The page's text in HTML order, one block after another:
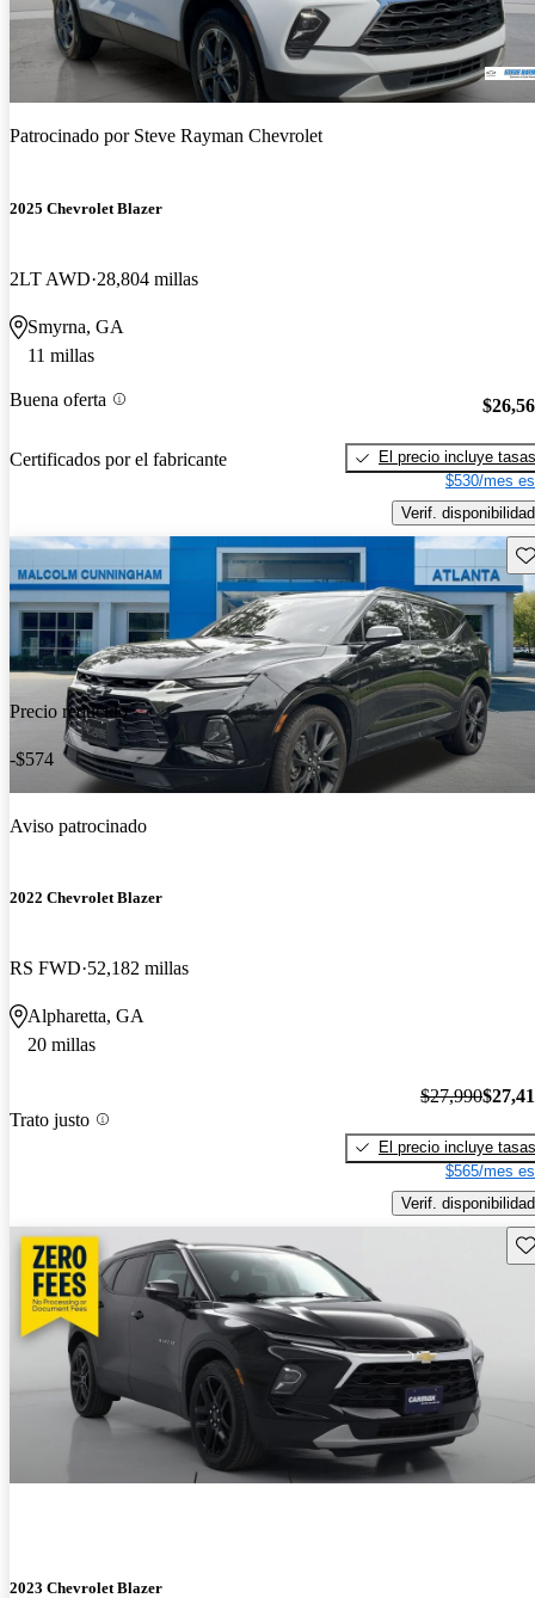
Patrocinado por Steve Rayman Chevrolet
2025 Chevrolet Blazer
2LT AWD 28,804 millas
Smyrna, GA
11 millas
Buena oferta
Certificados por el fabricante
El precio incluye tasas
$530/mes
Verif. disponibilidad
Precio reducido
-$574
Aviso patrocinado
2022 Chevrolet Blazer
RS FWD 52,182 millas
Alpharetta, GA
20 millas
Trato justo
$27,990
El precio incluye tasas
$565/mes
Verif. disponibilidad
2023 Chevrolet Blazer